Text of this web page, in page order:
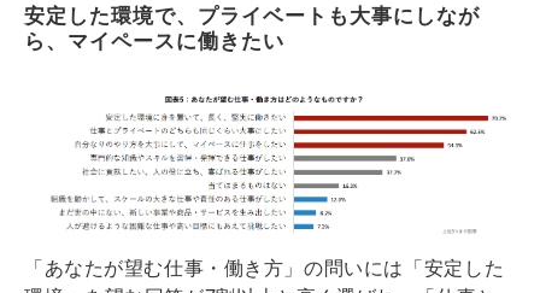
安定した環境で、プライベートも大事にしなが
ら、マイペースに働きたい
「あなたが望む仕事・働き方」の問いには 「安定した